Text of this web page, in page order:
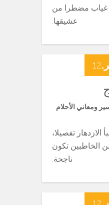
غياب مضطرا من
عشيقها.
ومعاني الأحلام
الازدهار تفصيلا،
الخاطبين تكون
ناجحة.
12